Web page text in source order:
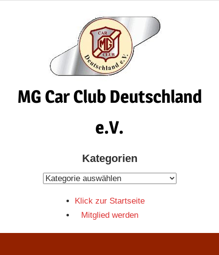
MG Car Club Deutschland
e.V.
Kategorien
Kategorien
Klick zur Startseite
Mitglied werden